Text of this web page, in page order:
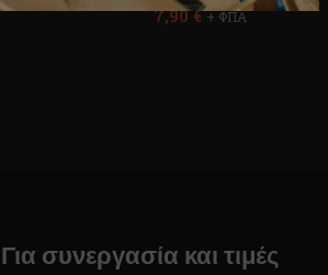
7,90€ + ΦΠΑ
Για συνεργασία και τιμές